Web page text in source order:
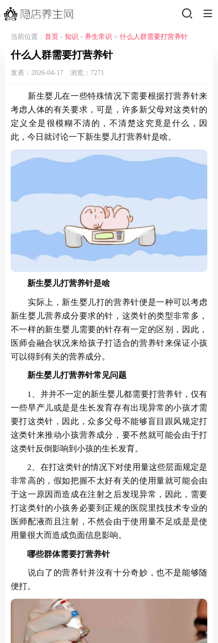
当前位置： 首页- 知识 - 养生常识 > 什么人群需要打营养针
什么人群需要打营养针
发表：2026-04-17 浏览： 7271
新生婴儿在一些特殊情况下需要根据打营养针来
考虑人体的有关要求，可是，许多新父母对这类针的
定义全是很模糊不清的，不清楚这究竟是什么，因
此，今日就讨论一下新生婴儿打营养针是啥。
新生婴儿打营养针是啥
实际上，新生婴儿打的营养针便是一种可以考虑
新生婴儿营养成分要求的针，这类针的类型非常多，
不一样的新生婴儿需要的针存有一定的区别，因此，
医师会融合状况来给孩子打适合的营养针来保证小孩
可以得到有关的营养成分。
新生婴儿打营养针常见问题
1、并并不一定的新生婴儿都需要打营养针，仅有
一些早产儿或是是生长发育存有出现异常的小孩才需
要打这类针，因此，众多父母不能够盲目跟风规定打
这类针来推动小孩营养成分，要不然就可能会由于打
这类针反倒影响到小孩的生长发育。
2、在打这类针的情况下对使用量这些层面规定是
非常高的，假如把握不太好有关的使用量就可能会由
于这一原因而造成在注射之后发现异常，因此，需要
打这类针的小孩务必要到正规的医院里找技术专业的
医师配液而且注射，不然会由于使用量不足或是是使
用量很大而造成负面信息影响。
哪些群体需要打营养针
说白了的营养针并沒有十分奇妙，也不是能够随
便打。